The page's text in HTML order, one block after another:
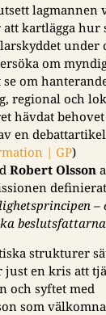
lagmannen
kartlägga
under
om
om
regional och
hävdat
en debattartikel
| GP)
Robert Olsson
–
strukturer
en kris att
och syftet med
som